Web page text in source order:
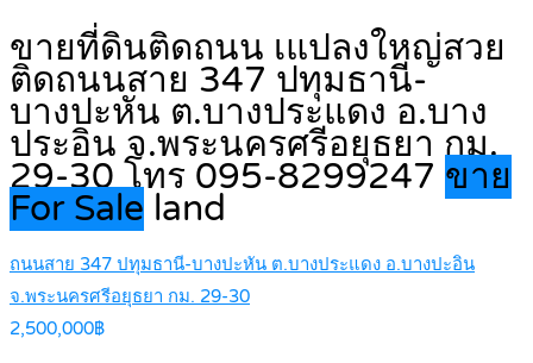
ขายที่ดินติดถนน เแปลงใหญ่สวย
ติดถนนสาย 347 ปทุมธานี-
บางปะหัน ต.บางประแดง อ.บาง
ประอิน จ.พระนครศรีอยุธยา กม.
29-30 โทร 095-8299247 ขาย
For Sale land
ถนนสาย 347 ปทุมธานี-บางปะหัน ต.บางประแดง อ.บางปะอิน
จ.พระนครศรีอยุธยา กม. 29-30
2,500,000฿